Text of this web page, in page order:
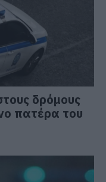
δρόμους
πατέρα του